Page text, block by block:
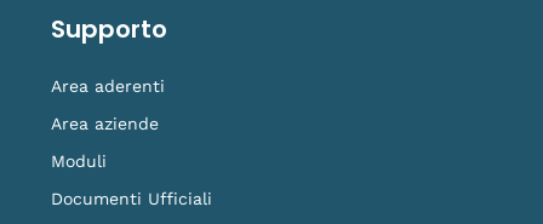
Supporto
Area aderenti
Area aziende
Moduli
Documenti Ufficiali